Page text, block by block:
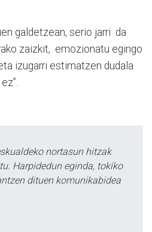
galdetzean, serio jarri da
zaizkit, emozionatu egingo
izugarri estimatzen dudala
nortasun hitzak
Harpidedun eginda, tokiko
dituen komunikabidea